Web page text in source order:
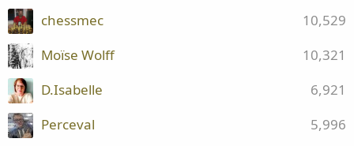
10,529
chessmec
10,321
Moïse Wolff
6,921
D.Isabelle
5,996
Perceval